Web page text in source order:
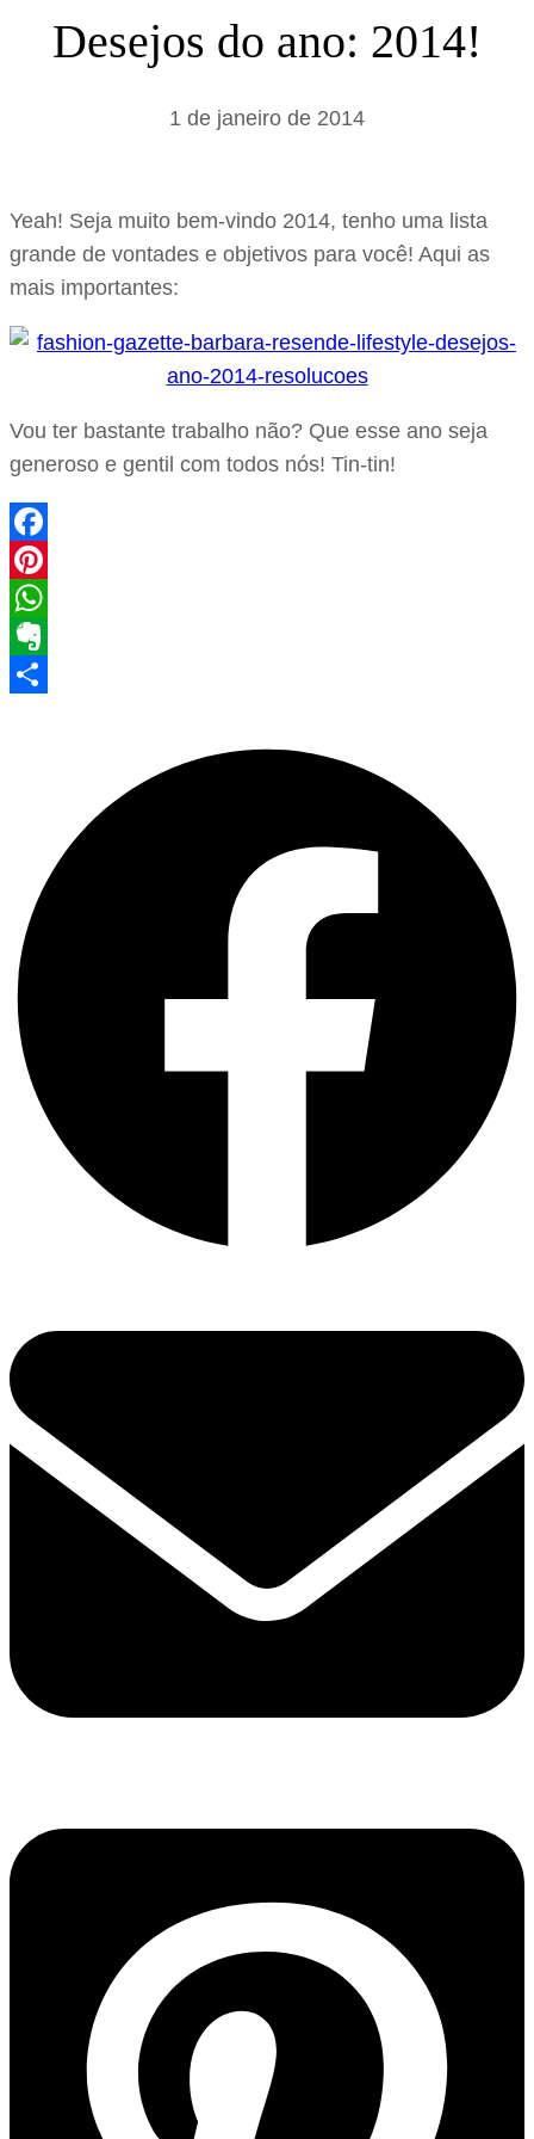
a
Desejos do ano: 2014!
1 de janeiro de 2014
Yeah! Seja muito bem-vindo 2014, tenho uma lista
grande de vontades e objetivos para você! Aqui as
mais importantes:
Vou ter bastante trabalho não? Que esse ano seja
generoso e gentil com todos nós! Tin-tin!
Facebook
Pinterest
WhatsApp
Evernote